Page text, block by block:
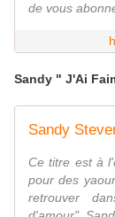
de vous
Sandy " J'Ai
Sandy
Ce titre est à
pour des
retrouver